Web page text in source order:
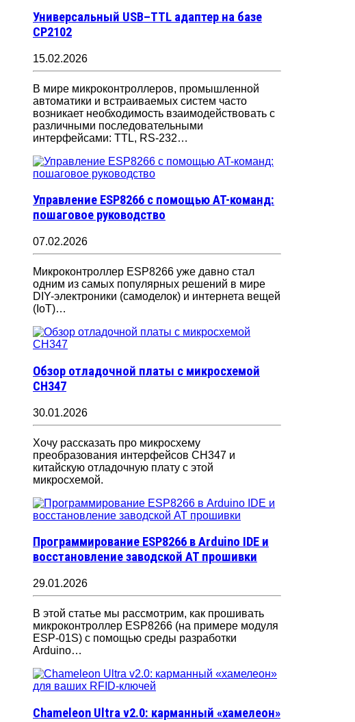
Универсальный USB–TTL адаптер на базе
CP2102
15.02.2026
В мире микроконтроллеров, промышленной
автоматики и встраиваемых систем часто
возникает необходимость взаимодействовать с
различными последовательными
интерфейсами: TTL, RS-232…
Управление ESP8266 с помощью AT-команд:
пошаговое руководство
07.02.2026
Микроконтроллер ESP8266 уже давно стал
одним из самых популярных решений в мире
DIY-электроники (самоделок) и интернета вещей
(IoT)…
Обзор отладочной платы с микросхемой
CH347
30.01.2026
Хочу рассказать про микросхему
преобразования интерфейсов CH347 и
китайскую отладочную плату с этой
микросхемой.
Программирование ESP8266 в Arduino IDE и
восстановление заводской AT прошивки
29.01.2026
В этой статье мы рассмотрим, как прошивать
микроконтроллер ESP8266 (на примере модуля
ESP-01S) с помощью среды разработки
Arduino…
Chameleon Ultra v2.0: карманный «хамелеон»